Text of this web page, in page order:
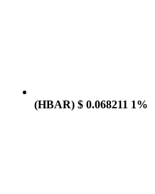
(HBAR) $ 0.068211 1%